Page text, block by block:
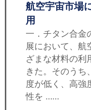
航空宇宙市場
用
一．チタン合
展において、航
ざまな材料の利
きた。そのうち
度が低く、高強
性を ……